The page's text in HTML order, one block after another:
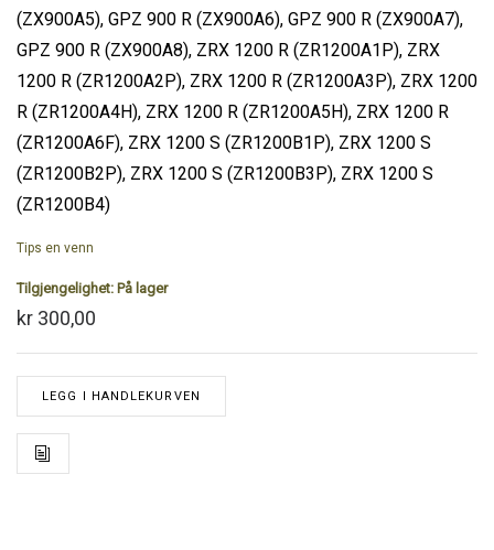
(ZX900A5), GPZ 900 R (ZX900A6), GPZ 900 R (ZX900A7),
GPZ 900 R (ZX900A8), ZRX 1200 R (ZR1200A1P), ZRX
1200 R (ZR1200A2P), ZRX 1200 R (ZR1200A3P), ZRX 1200
R (ZR1200A4H), ZRX 1200 R (ZR1200A5H), ZRX 1200 R
(ZR1200A6F), ZRX 1200 S (ZR1200B1P), ZRX 1200 S
(ZR1200B2P), ZRX 1200 S (ZR1200B3P), ZRX 1200 S
(ZR1200B4)
Tips en venn
Tilgjengelighet: På lager
kr 300,00
LEGG I HANDLEKURVEN